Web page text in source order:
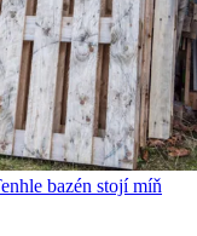
bazén stojí míň